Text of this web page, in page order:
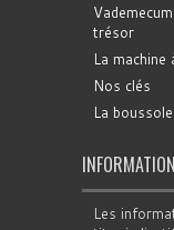
trésor
La
Nos clés
La boussole
Les